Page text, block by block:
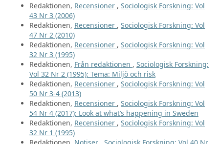
Redaktionen, Recensioner , Sociologisk Forskning: Vol
43 Nr 3 (2006)
Redaktionen, Recensioner , Sociologisk Forskning: Vol
47 Nr 2 (2010)
Redaktionen, Recensioner , Sociologisk Forskning: Vol
32 Nr 3 (1995)
Redaktionen, Från redaktionen , Sociologisk Forskning:
Vol 32 Nr 2 (1995): Tema: Miljö och risk
Redaktionen, Recensioner , Sociologisk Forskning: Vol
50 Nr 3-4 (2013)
Redaktionen, Recensioner , Sociologisk Forskning: Vol
54 Nr 4 (2017): Look at what’s happening in Sweden
Redaktionen, Recensioner , Sociologisk Forskning: Vol
32 Nr 1 (1995)
Redaktionen, Notiser , Sociologisk Forskning: Vol 40 Nr